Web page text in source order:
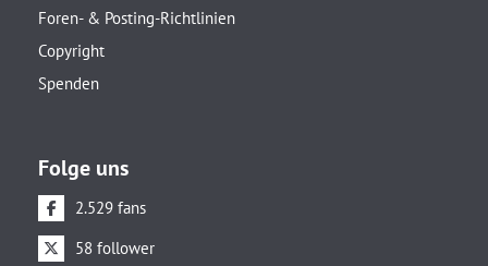
Foren- & Posting-Richtlinien
Copyright
Spenden
Folge uns
2.529 fans
58 follower